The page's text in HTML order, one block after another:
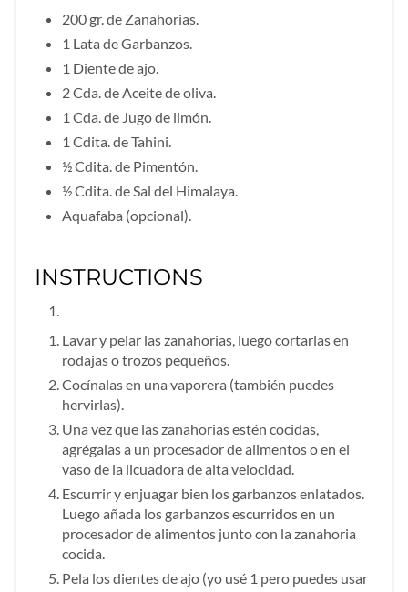
200 gr. de Zanahorias.
1 Lata de Garbanzos.
1 Diente de ajo.
2 Cda. de Aceite de oliva.
1 Cda. de Jugo de limón.
1 Cdita. de Tahini.
½ Cdita. de Pimentón.
½ Cdita. de Sal del Himalaya.
Aquafaba (opcional).
INSTRUCTIONS
Lavar y pelar las zanahorias, luego cortarlas en
rodajas o trozos pequeños.
Cocínalas en una vaporera (también puedes
hervirlas).
Una vez que las zanahorias estén cocidas,
agrégalas a un procesador de alimentos o en el
vaso de la licuadora de alta velocidad.
Escurrir y enjuagar bien los garbanzos enlatados.
Luego añada los garbanzos escurridos en un
procesador de alimentos junto con la zanahoria
cocida.
Pela los dientes de ajo (yo usé 1 pero puedes usar